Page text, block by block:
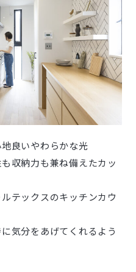
良いやわらかな光
収納力も兼ね備えたカッ
テックスのキッチンカウ
気分をあげてくれるよう